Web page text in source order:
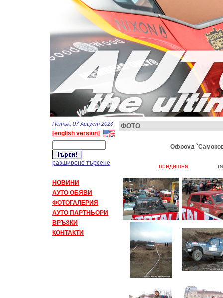
Петък, 07 Август 2026
[english version]
разширено търсене
НОВИНИ
АУТО ОБЯВИ
ФОТОГАЛЕРИЯ
АУТО ПАРТНЬОРИ
ВРЪЗКИ
КОНТАКТИ
ФОТО
Офроуд `Самоков
предишна